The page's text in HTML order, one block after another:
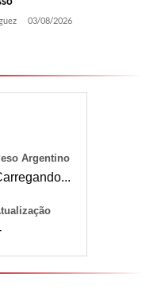
03/08/2026
Argentino